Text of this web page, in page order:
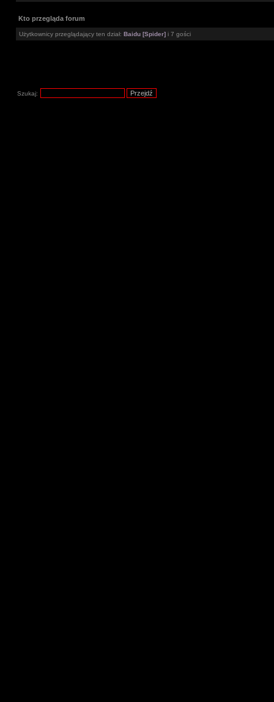
Kto przegląda forum
Użytkownicy przeglądający ten dział: Baidu [Spider] i 7 gości
Szukaj: